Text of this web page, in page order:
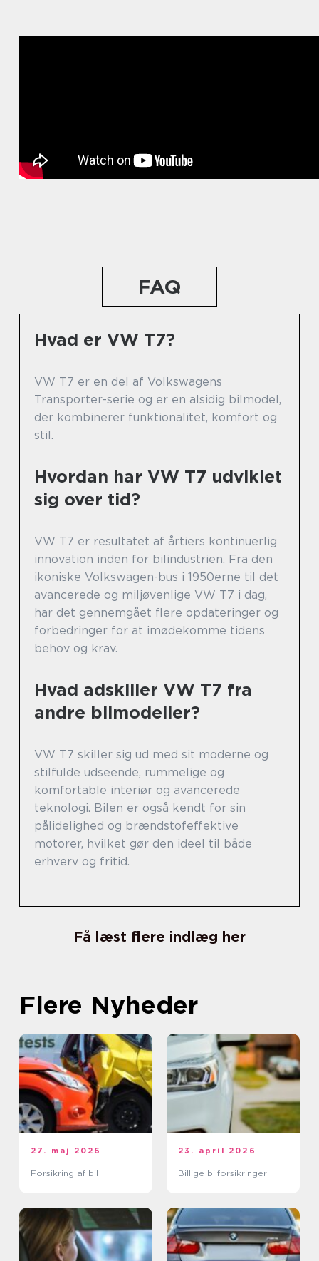
FAQ
Hvad er VW T7?
VW T7 er en del af Volkswagens
Transporter-serie og er en alsidig bilmodel,
der kombinerer funktionalitet, komfort og
stil.
Hvordan har VW T7 udviklet
sig over tid?
VW T7 er resultatet af årtiers kontinuerlig
innovation inden for bilindustrien. Fra den
ikoniske Volkswagen-bus i 1950erne til det
avancerede og miljøvenlige VW T7 i dag,
har det gennemgået flere opdateringer og
forbedringer for at imødekomme tidens
behov og krav.
Hvad adskiller VW T7 fra
andre bilmodeller?
VW T7 skiller sig ud med sit moderne og
stilfulde udseende, rummelige og
komfortable interiør og avancerede
teknologi. Bilen er også kendt for sin
pålidelighed og brændstofeffektive
motorer, hvilket gør den ideel til både
erhverv og fritid.
Få læst flere indlæg her
Flere Nyheder
27. maj 2026
Forsikring af bil
23. april 2026
Billige bilforsikringer